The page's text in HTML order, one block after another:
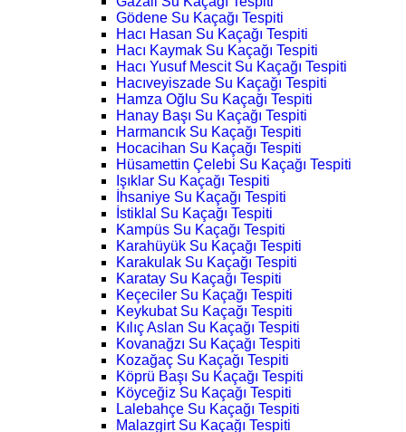
Gödene Su Kaçağı Tespiti
Hacı Hasan Su Kaçağı Tespiti
Hacı Kaymak Su Kaçağı Tespiti
Hacı Yusuf Mescit Su Kaçağı Tespiti
Hacıveyiszade Su Kaçağı Tespiti
Hamza Oğlu Su Kaçağı Tespiti
Hanay Başı Su Kaçağı Tespiti
Harmancık Su Kaçağı Tespiti
Hocacihan Su Kaçağı Tespiti
Hüsamettin Çelebi Su Kaçağı Tespiti
Işıklar Su Kaçağı Tespiti
İhsaniye Su Kaçağı Tespiti
İstiklal Su Kaçağı Tespiti
Kampüs Su Kaçağı Tespiti
Karahüyük Su Kaçağı Tespiti
Karakulak Su Kaçağı Tespiti
Karatay Su Kaçağı Tespiti
Keçeciler Su Kaçağı Tespiti
Keykubat Su Kaçağı Tespiti
Kılıç Aslan Su Kaçağı Tespiti
Kovanağzı Su Kaçağı Tespiti
Kozağaç Su Kaçağı Tespiti
Köprü Başı Su Kaçağı Tespiti
Köyceğiz Su Kaçağı Tespiti
Lalebahçe Su Kaçağı Tespiti
Malazgirt Su Kaçağı Tespiti